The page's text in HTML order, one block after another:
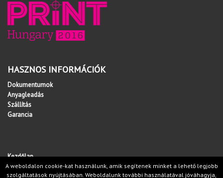
HASZNOS INFORMÁCIÓK
Dokumentumok
Anyagleadás
Szállítás
Garancia
Kezdőlap
Copyright © 2026 Minden jog fenntartva!
websiker-ugynokseg.hu
A weboldalon cookie-kat használunk, amik segítenek minket a lehető legjobb
szolgáltatások nyújtásában. Weboldalunk további használatával jóváhagyja,